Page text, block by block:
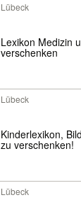
Lübeck
Lexikon Medizin
verschenken
Lübeck
Kinderlexikon,
zu verschenken!
Lübeck